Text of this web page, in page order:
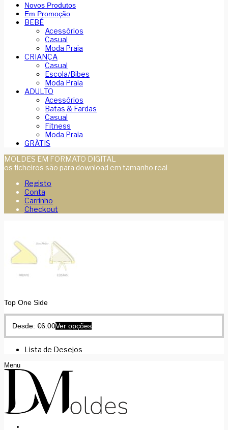
Novos Produtos
Em Promoção
BEBÉ
Acessórios
Casual
Moda Praia
CRIANÇA
Casual
Escola/Bibes
Moda Praia
ADULTO
Acessórios
Batas & Fardas
Casual
Fitness
Moda Praia
GRÁTIS
MOLDES EM FORMATO DIGITAL
os ficheiros são para download em tamanho real
Registo
Conta
Carrinho
Checkout
Top One Side
Desde: €6.00Ver opções
Lista de Desejos
Menu